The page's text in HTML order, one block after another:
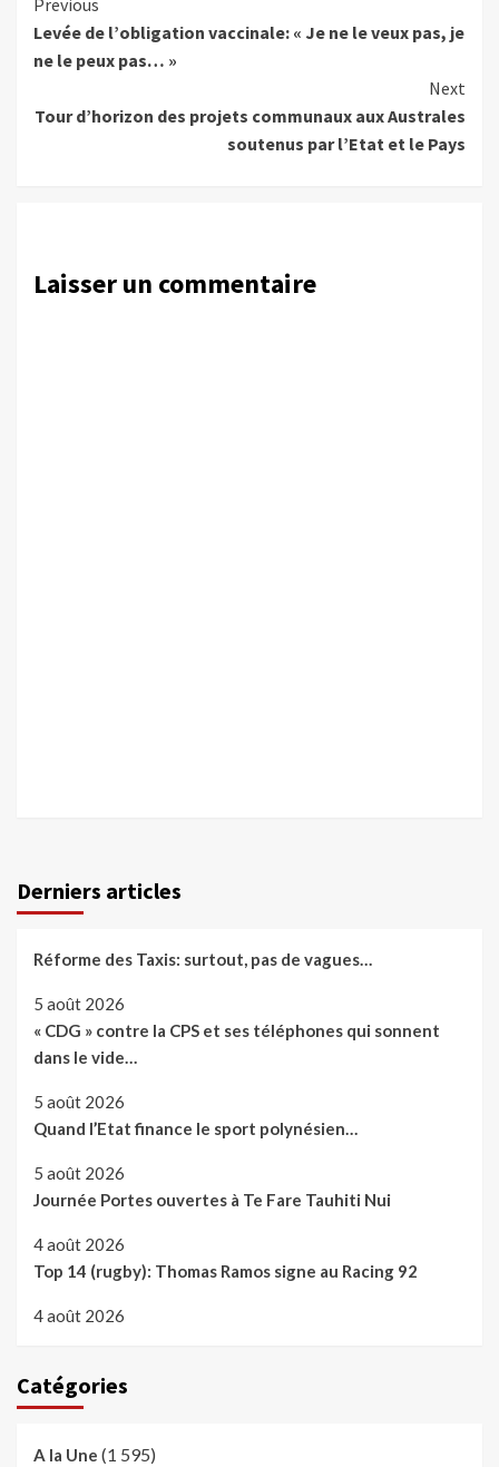
Reading
Levée de l’obligation vaccinale: « Je ne le veux pas, je
ne le peux pas… »
Next
Tour d’horizon des projets communaux aux Australes
soutenus par l’Etat et le Pays
Laisser un commentaire
Derniers articles
Réforme des Taxis: surtout, pas de vagues…
5 août 2026
« CDG » contre la CPS et ses téléphones qui sonnent
dans le vide…
5 août 2026
Quand l’Etat finance le sport polynésien…
5 août 2026
Journée Portes ouvertes à Te Fare Tauhiti Nui
4 août 2026
Top 14 (rugby): Thomas Ramos signe au Racing 92
4 août 2026
Catégories
A la Une (1 595)